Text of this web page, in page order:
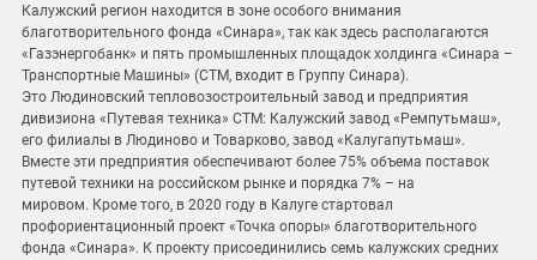
Калужский регион находится в зоне особого внимания
благотворительного фонда «Синара», так как здесь располагаются
«Газэнергобанк» и пять промышленных площадок холдинга «Синара –
Транспортные Машины» (СТМ, входит в Группу Синара).
Это Людиновский тепловозостроительный завод и предприятия
дивизиона «Путевая техника» СТМ: Калужский завод «Ремпутьмаш»,
его филиалы в Людиново и Товарково, завод «Калугапутьмаш».
Вместе эти предприятия обеспечивают более 75% объема поставок
путевой техники на российском рынке и порядка 7% – на
мировом. Кроме того, в 2020 году в Калуге стартовал
профориентационный проект «Точка опоры» благотворительного
фонда «Синара». К проекту присоединились семь калужских средних